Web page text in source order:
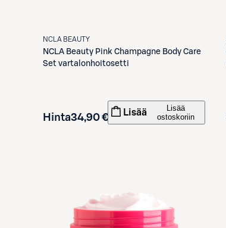
NCLA BEAUTY
NCLA Beauty Pink Champagne Body Care
Set vartalonhoitosetti
Hinta34,90 € Lisää
Lisää
ostoskoriin